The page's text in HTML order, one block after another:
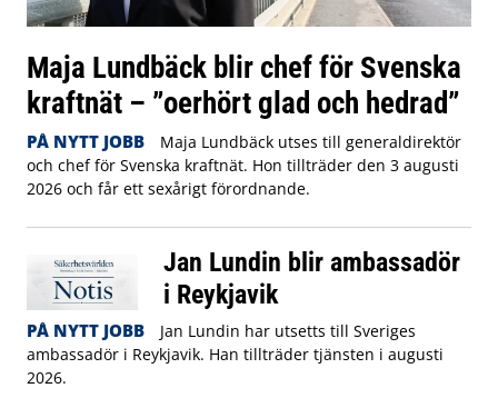
Maja Lundbäck blir chef för Svenska
kraftnät – ”oerhört glad och hedrad”
PÅ NYTT JOBB
Maja Lundbäck utses till generaldirektör
och chef för Svenska kraftnät. Hon tillträder den 3 augusti
2026 och får ett sexårigt förordnande.
Jan Lundin blir ambassadör
i Reykjavik
PÅ NYTT JOBB
Jan Lundin har utsetts till Sveriges
ambassadör i Reykjavik. Han tillträder tjänsten i augusti
2026.